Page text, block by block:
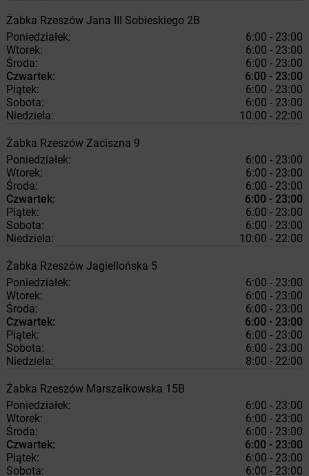
Żabka Rzeszów Jana III Sobieskiego 2B
Poniedziałek:
6:00 - 23:00
Wtorek:
6:00 - 23:00
Środa:
6:00 - 23:00
Czwartek:
6:00 - 23:00
Piątek:
6:00 - 23:00
Sobota:
6:00 - 23:00
Niedziela:
10:00 - 22:00
Żabka Rzeszów Zaciszna 9
Poniedziałek:
6:00 - 23:00
Wtorek:
6:00 - 23:00
Środa:
6:00 - 23:00
Czwartek:
6:00 - 23:00
Piątek:
6:00 - 23:00
Sobota:
6:00 - 23:00
Niedziela:
10:00 - 22:00
Żabka Rzeszów Jagiellońska 5
Poniedziałek:
6:00 - 23:00
Wtorek:
6:00 - 23:00
Środa:
6:00 - 23:00
Czwartek:
6:00 - 23:00
Piątek:
6:00 - 23:00
Sobota:
6:00 - 23:00
Niedziela:
8:00 - 22:00
Żabka Rzeszów Marszałkowska 15B
Poniedziałek:
6:00 - 23:00
Wtorek:
6:00 - 23:00
Środa:
6:00 - 23:00
Czwartek:
6:00 - 23:00
Piątek:
6:00 - 23:00
Sobota:
6:00 - 23:00